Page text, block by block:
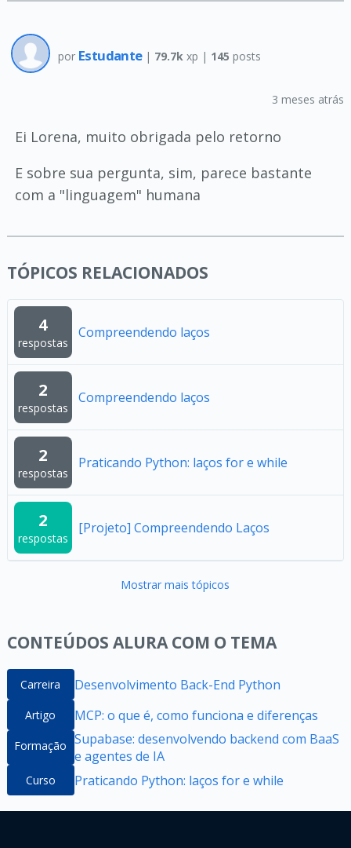
por Estudante | 79.7k xp | 145 posts
3 meses atrás
Ei Lorena, muito obrigada pelo retorno
E sobre sua pergunta, sim, parece bastante
com a "linguagem" humana
TÓPICOS RELACIONADOS
4
respostas
Compreendendo laços
2
respostas
Compreendendo laços
2
respostas
Praticando Python: laços for e while
2
respostas
[Projeto] Compreendendo Laços
Mostrar mais tópicos
CONTEÚDOS ALURA COM O TEMA
Carreira Desenvolvimento Back-End Python
Artigo MCP: o que é, como funciona e diferenças
Formação Supabase: desenvolvendo backend com BaaS
e agentes de IA
Curso Praticando Python: laços for e while